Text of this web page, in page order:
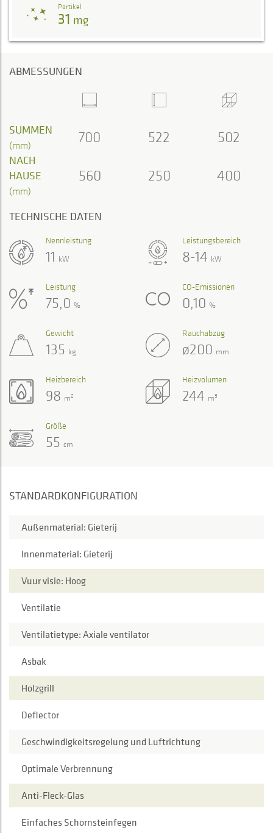
Partikel
31 mg
ABMESSUNGEN
SUMMEN
(mm) 700 522 502
NACH
HAUSE
(mm)
560 250 400
TECHNISCHE DATEN
Leistungsbereich
8-14 kW
Nennleistung
11 kW
Leistung
75,0 %
CO-Emissionen
0,10 %
Heizvolumen
244 m3
Heizbereich
98 m2
Gewicht
135 kg
Rauchabzug
ø200 mm
Größe
55 cm
STANDARDKONFIGURATION
Außenmaterial: Gieterij
Innenmaterial: Gieterij
Vuur visie: Hoog
Ventilatie
Ventilatietype: Axiale ventilator
Asbak
Holzgrill
Deflector
Geschwindigkeitsregelung und Luftrichtung
Optimale Verbrennung
Anti-Fleck-Glas
Einfaches Schornsteinfegen